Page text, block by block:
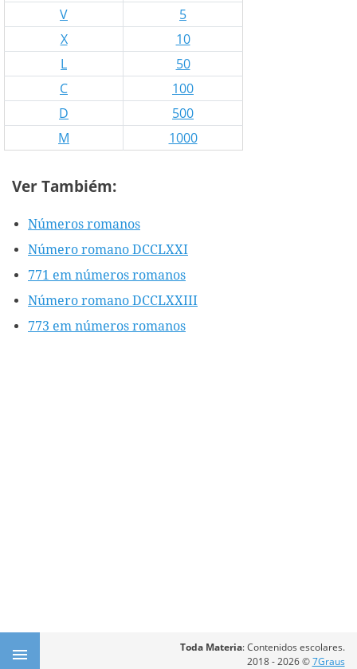
V
5
X
10
L
50
C
100
D
500
M
1000
Ver Tambiém:
Números romanos
Número romano DCCLXXI
771 em números romanos
Número romano DCCLXXIII
773 em números romanos
Toda Materia: Contenidos escolares.
2018 - 2026 ©7Graus